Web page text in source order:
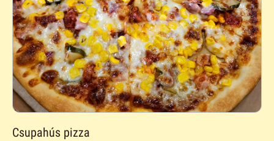
Csupahús pizza